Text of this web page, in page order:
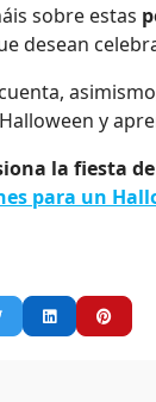
sobre estas
desean
y
la fiesta
para un